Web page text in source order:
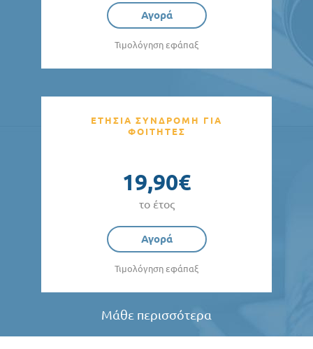
Αγορά
Τιμολόγηση εφάπαξ
ΕΤΗΣΙΑ ΣΥΝΔΡΟΜΗ ΓΙΑ
ΦΟΙΤΗΤΕΣ
19,90€
το έτος
Αγορά
Τιμολόγηση εφάπαξ
Μάθε περισσότερα